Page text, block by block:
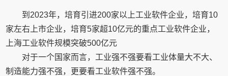
到2023年，培育引进200家以上工业软件企业，培育10
家左右上市企业，培育5家超10亿元的重点工业软件企业，
上海工业软件规模突破500亿元
对于一个国家而言，工业强不强要看工业体量大不大、
制造能力强不强，更要看工业软件强不强。